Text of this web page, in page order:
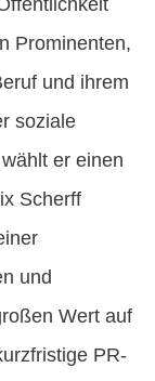
Prominenten,
und ihrem
soziale
er einen
Scherff
und
Wert auf
PR-